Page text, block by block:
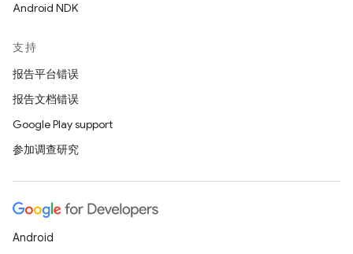
Android NDK
支持
报告平台错误
报告文档错误
Google Play support
参加调查研究
Android